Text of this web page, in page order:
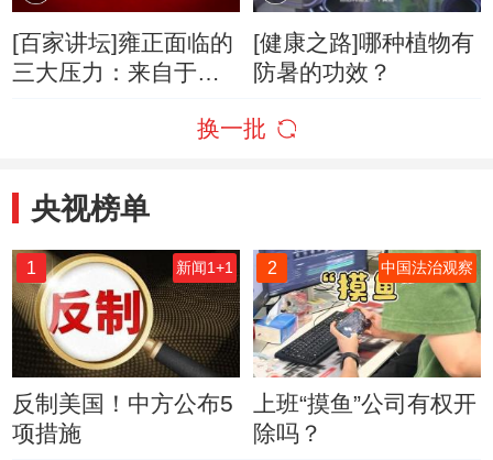
[百家讲坛]雍正面临的
三大压力：来自于康
[健康之路]哪种植物有
防暑的功效？
换一批
央视榜单
1 新闻1+1
反制美国！中方公布5
项措施
2 中国法治观察
上班“摸鱼”公司有权开
除吗？